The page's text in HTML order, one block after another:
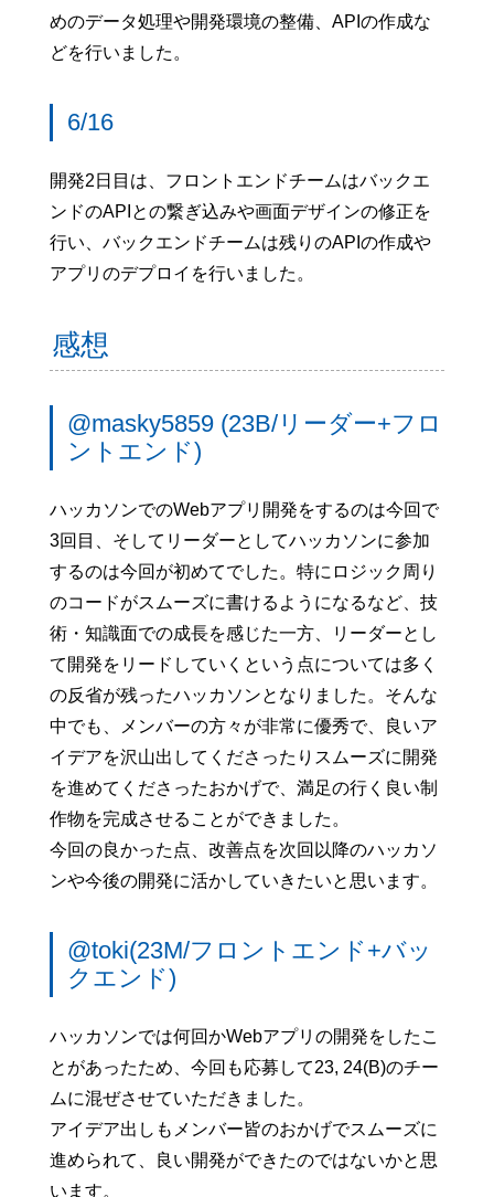
めのデータ処理や開発環境の整備、APIの作成な
どを行いました。
6/16
開発2日目は、フロントエンドチームはバックエ
ンドのAPIとの繋ぎ込みや画面デザインの修正を
行い、バックエンドチームは残りのAPIの作成や
アプリのデプロイを行いました。
感想
@masky5859 (23B/リーダー+フロ
ントエンド)
ハッカソンでのWebアプリ開発をするのは今回で
3回目、そしてリーダーとしてハッカソンに参加
するのは今回が初めてでした。特にロジック周り
のコードがスムーズに書けるようになるなど、技
術・知識面での成長を感じた一方、リーダーとし
て開発をリードしていくという点については多く
の反省が残ったハッカソンとなりました。そんな
中でも、メンバーの方々が非常に優秀で、良いア
イデアを沢山出してくださったりスムーズに開発
を進めてくださったおかげで、満足の行く良い制
作物を完成させることができました。
今回の良かった点、改善点を次回以降のハッカソ
ンや今後の開発に活かしていきたいと思います。
@toki(23M/フロントエンド+バッ
クエンド)
ハッカソンでは何回かWebアプリの開発をしたこ
とがあったため、今回も応募して23, 24(B)のチー
ムに混ぜさせていただきました。
アイデア出しもメンバー皆のおかげでスムーズに
進められて、良い開発ができたのではないかと思
います。